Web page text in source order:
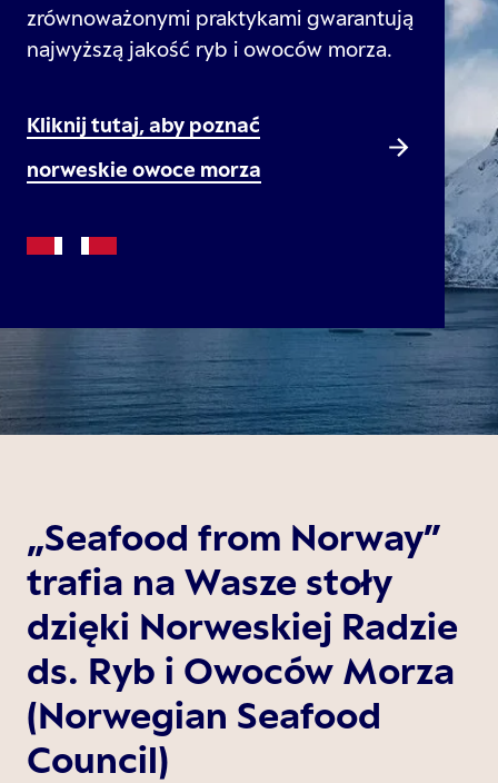
zrównoważonymi praktykami gwarantują
najwyższą jakość ryb i owoców morza.
Kliknij tutaj, aby poznać
norweskie owoce morza
„Seafood from Norway”
trafia na Wasze stoły
dzięki Norweskiej Radzie
ds. Ryb i Owoców Morza
(Norwegian Seafood
Council)